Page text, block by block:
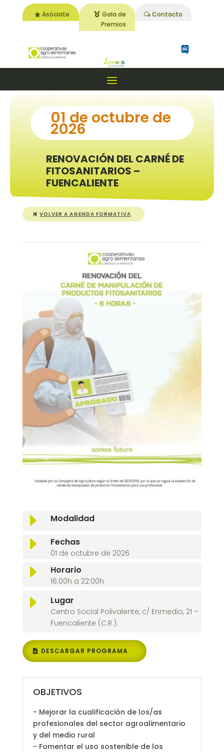
Asóciate
Gala de
Premios
Contacto
01 de octubre de
2026
RENOVACIÓN DEL CARNÉ DE
FITOSANITARIOS –
FUENCALIENTE
VOLVER A AGENDA FORMATIVA
E Modalidad
E Fechas
01 de octubre de 2026
E Horario
16:00h a 22:00h
E Lugar
Centro Social Polivalente, c/ Enmedio, 21 –
Fuencaliente (C.R.).
DESCARGAR PROGRAMA
OBJETIVOS
- Mejorar la cualificación de los/as
profesionales del sector agroalimentario
y del medio rural
- Fomentar el uso sostenible de los